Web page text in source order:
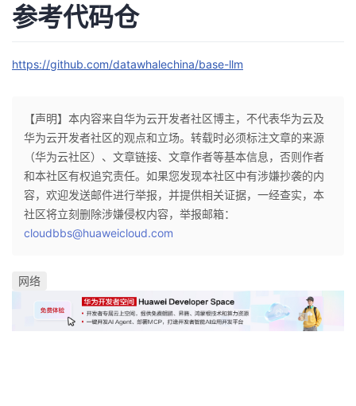
参考代码仓
https://github.com/datawhalechina/base-llm
【声明】本内容来自华为云开发者社区博主，不代表华为云及
华为云开发者社区的观点和立场。转载时必须标注文章的来源
（华为云社区）、文章链接、文章作者等基本信息，否则作者
和本社区有权追究责任。如果您发现本社区中有涉嫌抄袭的内
容，欢迎发送邮件进行举报，并提供相关证据，一经查实，本
社区将立刻删除涉嫌侵权内容，举报邮箱：
cloudbbs@huaweicloud.com
网络